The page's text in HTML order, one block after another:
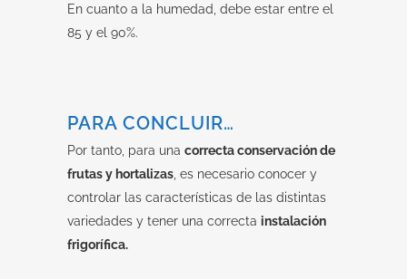
En cuanto a la humedad, debe estar entre el
85 y el 90%.
PARA CONCLUIR…
Por tanto, para una correcta conservación de
frutas y hortalizas , es necesario conocer y
controlar las características de las distintas
variedades y tener una correcta instalación
frigorífica.